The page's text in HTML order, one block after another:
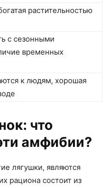
растительностью
с сезонными
временных
к людям, хорошая
что
амфибии?
лягушки, являются
рациона состоит из